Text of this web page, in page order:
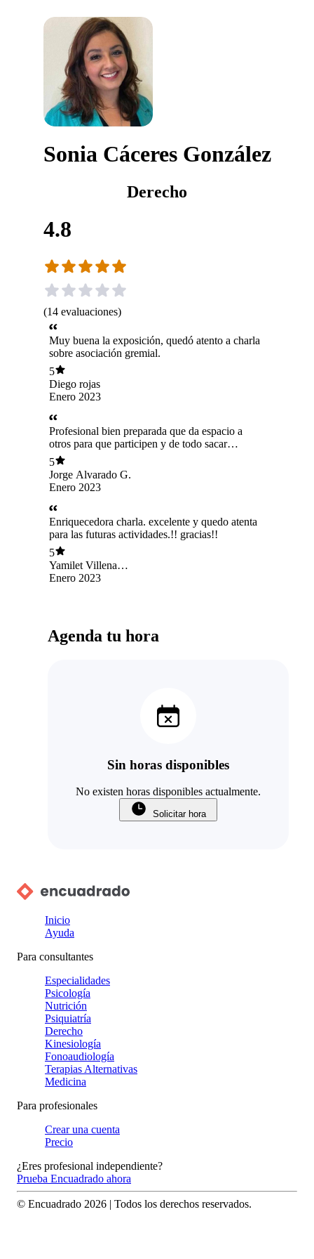
Sonia Cáceres González
Derecho
4.8
(14 evaluaciones)
Muy buena la exposición, quedó atento a charla
sobre asociación gremial.
5
Diego rojas
Enero 2023
Profesional bien preparada que da espacio a
otros para que participen y de todo sacar
conclusiones y esperiencias que aportan.... Muy
buenas las charlas ahora y las anteriores.
5
Jorge Alvarado G.
Enero 2023
Enriquecedora charla. excelente y quedo atenta
para las futuras actividades.!! gracias!!
5
Yamilet Villena
Farias
Enero 2023
Agenda tu hora
Sin horas disponibles
No existen horas disponibles actualmente.
Solicitar hora
Inicio
Ayuda
Para consultantes
Especialidades
Psicología
Nutrición
Psiquiatría
Derecho
Kinesiología
Fonoaudiología
Terapias Alternativas
Medicina
Para profesionales
Crear una cuenta
Precio
¿Eres profesional independiente?
Prueba Encuadrado ahora
© Encuadrado 2026 | Todos los derechos reservados.